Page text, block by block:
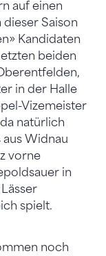
auf einen
Saison
Kandidaten
beiden
in der Halle
Vizemeister
natürlich
aus Widnau
vorne
in
spielt.
noch